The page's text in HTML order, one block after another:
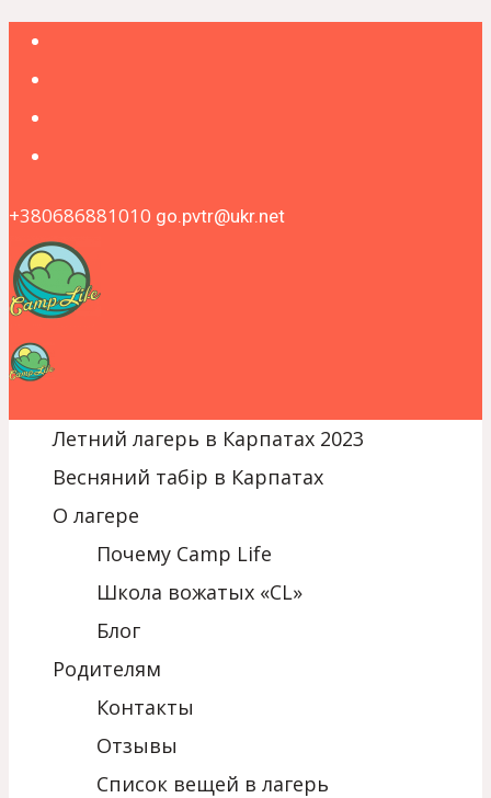
+380686881010 go.pvtr@ukr.net
Летний лагерь в Карпатах 2023
Весняний табір в Карпатах
О лагере
Почему Camp Life
Школа вожатых «CL»
Блог
Родителям
Контакты
Отзывы
Список вещей в лагерь